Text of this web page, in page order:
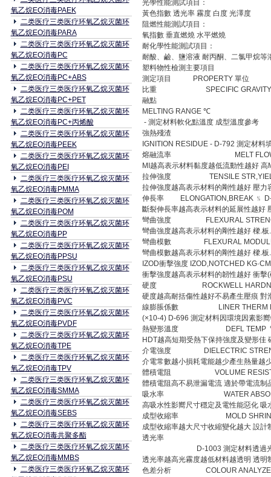
氧乙烷EO消毒PAEK
二类医疗三类医疗环氧乙烷灭菌环
氧乙烷EO消毒PARA
二类医疗三类医疗环氧乙烷灭菌环
氧乙烷EO消毒PC
二类医疗三类医疗环氧乙烷灭菌环
氧乙烷EO消毒PC+ABS
二类医疗三类医疗环氧乙烷灭菌环
氧乙烷EO消毒PC+PET
二类医疗三类医疗环氧乙烷灭菌环
氧乙烷EO消毒PC+丙烯酸
二类医疗三类医疗环氧乙烷灭菌环
氧乙烷EO消毒PEEK
二类医疗三类医疗环氧乙烷灭菌环
氧乙烷EO消毒PEI
二类医疗三类医疗环氧乙烷灭菌环
氧乙烷EO消毒PMMA
二类医疗三类医疗环氧乙烷灭菌环
氧乙烷EO消毒POM
二类医疗三类医疗环氧乙烷灭菌环
氧乙烷EO消毒PP
二类医疗三类医疗环氧乙烷灭菌环
氧乙烷EO消毒PPSU
二类医疗三类医疗环氧乙烷灭菌环
氧乙烷EO消毒PSU
二类医疗三类医疗环氧乙烷灭菌环
氧乙烷EO消毒PVC
二类医疗三类医疗环氧乙烷灭菌环
氧乙烷EO消毒PVDF
二类医疗三类医疗环氧乙烷灭菌环
氧乙烷EO消毒TPE
二类医疗三类医疗环氧乙烷灭菌环
氧乙烷EO消毒TPV
二类医疗三类医疗环氧乙烷灭菌环
氧乙烷EO消毒SMMA
二类医疗三类医疗环氧乙烷灭菌环
氧乙烷EO消毒SEBS
二类医疗三类医疗环氧乙烷灭菌环
氧乙烷EO消毒共聚多酯
二类医疗三类医疗环氧乙烷灭菌环
氧乙烷EO消毒MMBS
二类医疗三类医疗环氧乙烷灭菌环
光學性能測試項目：
黃色指數 透光率 霧度 白度 光澤度
阻燃性能測試項目：
氧指數 垂直燃燒 水平燃燒
耐化學性能測試項目：
耐酸、鹼、鹽溶液 耐丙酮、二氯甲烷等
塑料物性檢測主要項目
測定項目 PROPERTY 單位
比重 SPECIFIC GRAVITY - D-
融點
MELTING RANGE ℃
- 測定材料軟化點溫度 成型溫度參考
強熱殘渣
IGNITION RESIDUE - D-792 測定材料
熔融流率 MELT FLOW G/
MI越高表示材料黏度越低流動性越好 高
拉伸強度 TENSILE STR,YIELD
拉伸強度越高表示材料的剛性越好 壓力
伸長率 ELONGATION,BREAK ﹪ D-
斷裂伸長率越高表示材料的延展性越好
彎曲強度 FLEXURAL STRENGTH
彎曲強度越高表示材料的剛性越好 樑.
彎曲模數 FLEXURAL MODULUS
彎曲模數越高表示材料的剛性越好 樑.
IZOD衝擊強度 IZOD,NOTCHED
衝擊強度越高表示材料的韌性越好 衝擊
硬度 ROCKWELL HARDNESS
硬度越高耐括傷性越好不易產生壓痕 對
線膨脹係數 LINER THERM
(×10-4) D-696 測定材料因環境因素影
熱變形溫度 DEFL TEMP ℃
HDT越高短期受熱下保持強度及變形佳
介電強度 DIELECTRIC
介電常數越小損耗電能越少產生熱量越
體積電阻 VOLUME
體積電阻高不易泄漏電流 適於帶電流制
吸水率 WATER
高吸水性影嚮尺寸穩定及電性能惡化 吸
成型收縮率 MOLD
成型收縮率越大尺寸收縮變化越大 設計
透光率
D-1003 測定材料透過光與
透光率越高光霧度越低材料越透明 透明
色差分析 COLOUR ANALYZE 測